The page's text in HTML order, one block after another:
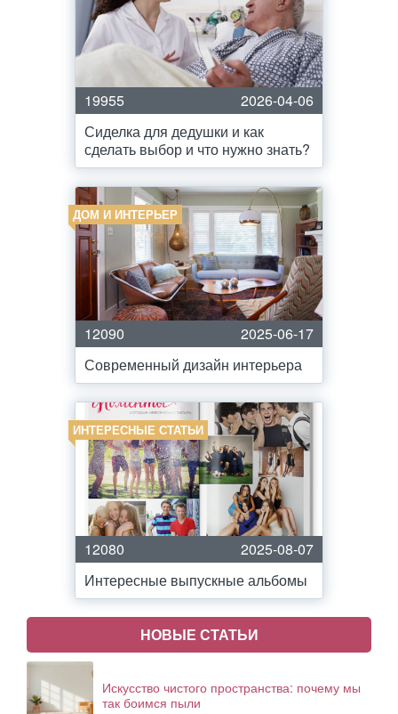
19955
2026-04-06
Сиделка для дедушки и как
сделать выбор и что нужно знать?
ДОМ И ИНТЕРЬЕР
12090
2025-06-17
Современный дизайн интерьера
ИНТЕРЕСНЫЕ СТАТЬИ
12080
2025-08-07
Интересные выпускные альбомы
НОВЫЕ СТАТЬИ
Искусство чистого пространства: почему мы
так боимся пыли